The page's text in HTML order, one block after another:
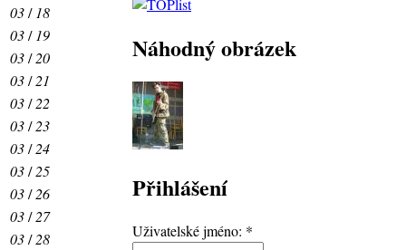
03/ 18
03/ 19
03/20
03/21
03/22
03/23
03/24
03/25
03/26
03/27
03/28
Náhodný obrázek
Přihlášení
Uživatelské jméno: *